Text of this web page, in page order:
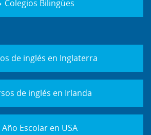
Colegios Bilingües
de inglés en Inglaterra
de inglés en Irlanda
Año Escolar en USA